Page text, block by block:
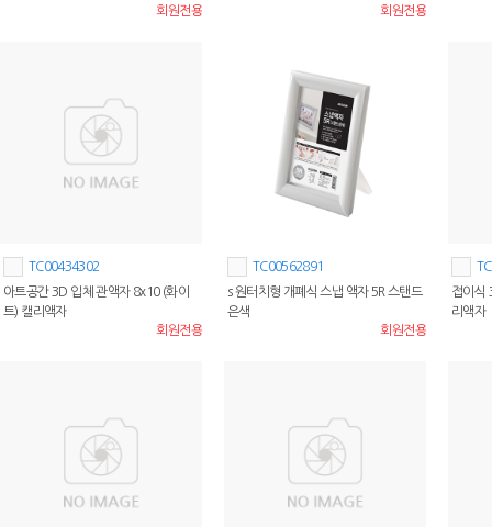
회원전용
회원전용
TC00434302
아트공간 3D 입체 관액자 8x10 (화이
트) 캘리액자
회원전용
TC00562891
s 원터치형 개폐식 스냅 액자 5R 스탠드
은색
회원전용
접이식
리액자